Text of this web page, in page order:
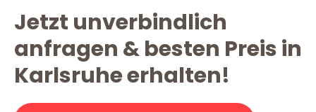
Jetzt unverbindlich
anfragen & besten Preis in
Karlsruhe erhalten!